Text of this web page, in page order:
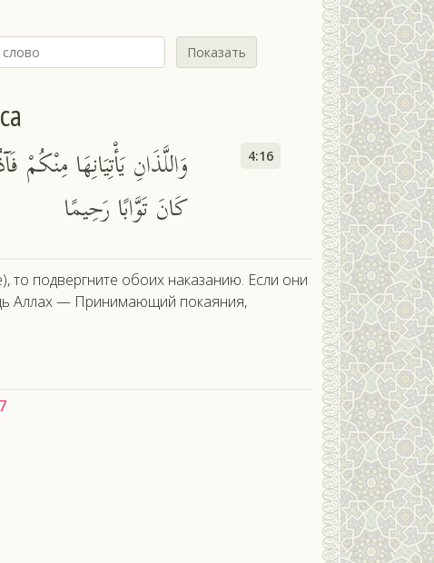
Показать
وَاللَّذَانِ يَأْتِيَانِهَا
كَانَ تَوَّابًا رَحِيمًا
4:16
то подвергните обоих наказанию. Если они
Аллах — Принимающий покаяния,